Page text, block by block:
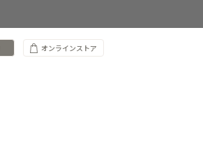
オンラインストア